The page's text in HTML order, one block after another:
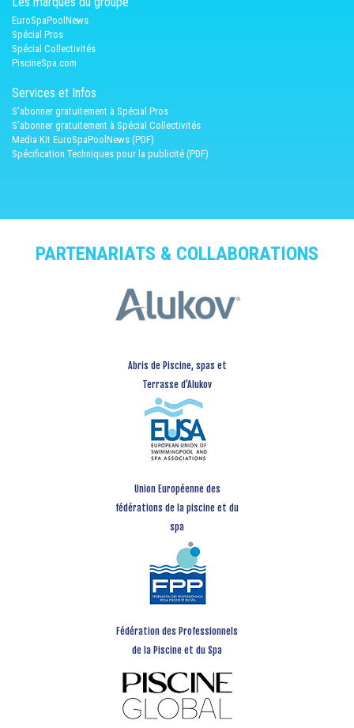
EuroSpaPoolNews
Spécial Pros
Spécial Collectivités
PiscineSpa.com
Services et Infos
S'abonner gratuitement à Spécial Pros
S'abonner gratuitement à Spécial Collectivités
Media Kit EuroSpaPoolNews (PDF)
Spécification Techniques pour la publicité (PDF)
PARTENARIATS & COLLABORATIONS
Abris de Piscine, spas et
Terrasse d’Alukov
Union Européenne des
fédérations de la piscine et du
spa
Fédération des Professionnels
de la Piscine et du Spa